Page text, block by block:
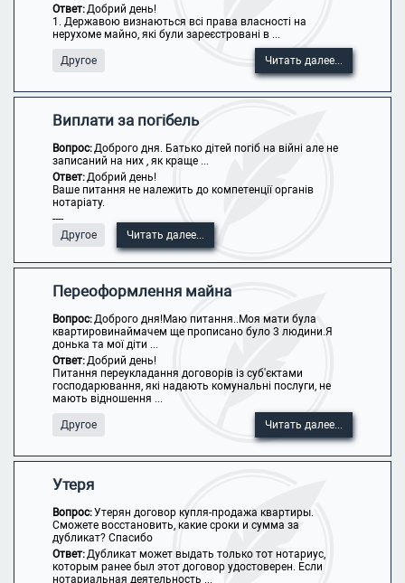
Ответ:Добрий день!
1. Державою визнаються всі права власності на
нерухоме майно, які були зареєстровані в ...
Другое Читать далее...
Виплати за погібель
Вопрос:Доброго дня. Батько дітей погіб на війні але не
записаний на них , як краще ...
Ответ:Добрий день!
Ваше питання не належить до компетенції органів
нотаріату.
----
Другое
Читать далее...
Переоформлення майна
Вопрос:Доброго дня!Маю питання..Моя мати була
квартировинаймачем ще прописано було 3 людини.Я
донька та мої діти ...
Ответ:Добрий день!
Питання переукладання договорів із суб'єктами
господарювання, які надають комунальні послуги, не
мають відношення ...
Другое Читать далее...
Утеря
Вопрос:Утерян договор купля-продажа квартиры.
Сможете восстановить, какие сроки и сумма за
дубликат? Спасибо
Ответ:Дубликат может выдать только тот нотариус,
которым ранее был этот договор удостоверен. Если
нотариальная деятельность ...